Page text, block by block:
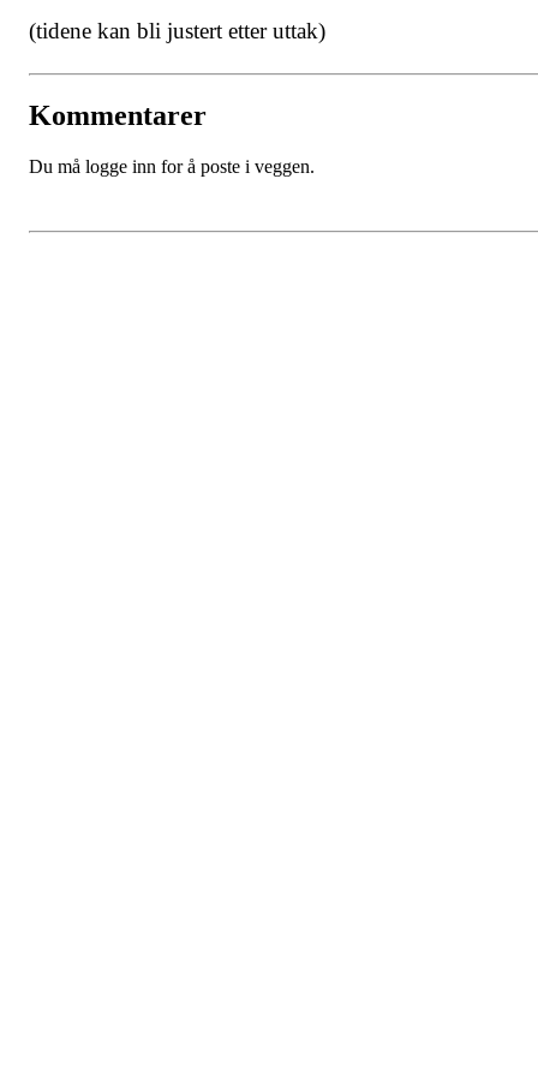
(tidene kan bli justert etter uttak)
Kommentarer
Du må logge inn for å poste i veggen.